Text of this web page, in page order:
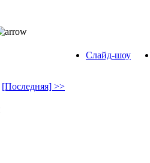
Слайд-шоу
[Последняя] >>